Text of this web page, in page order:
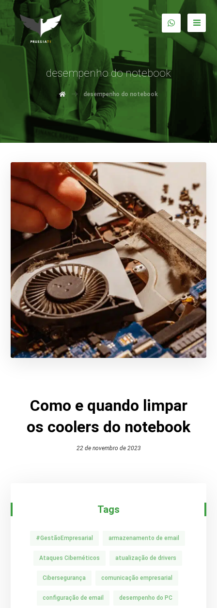
desempenho do notebook
desempenho do notebook
Como e quando limpar
os coolers do notebook
22 de novembro de 2023
Tags
#GestãoEmpresarial armazenamento de email
Ataques Cibernéticos atualização de drivers
Cibersegurança comunicação empresarial
configuração de email desempenho do PC